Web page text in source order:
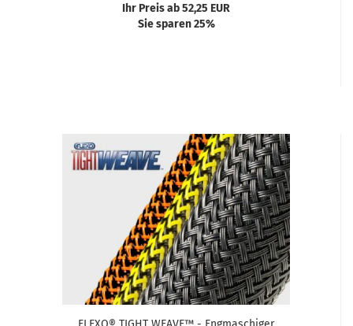
Ihr Preis ab 52,25 EUR
Sie sparen 25%